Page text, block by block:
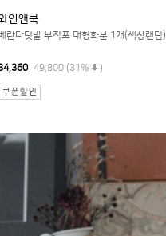
인앤쿡
란다텃밭 부직포 대형화분 1개(색상랜덤)
49,800 (31% )